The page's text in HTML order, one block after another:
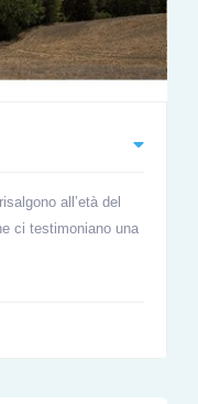
all’età del
ci testimoniano una